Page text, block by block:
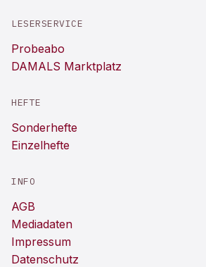
LESERSERVICE
Probeabo
DAMALS Marktplatz
HEFTE
Sonderhefte
Einzelhefte
INFO
AGB
Mediadaten
Impressum
Datenschutz